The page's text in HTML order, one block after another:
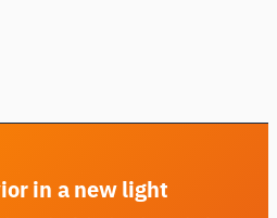
in a new light